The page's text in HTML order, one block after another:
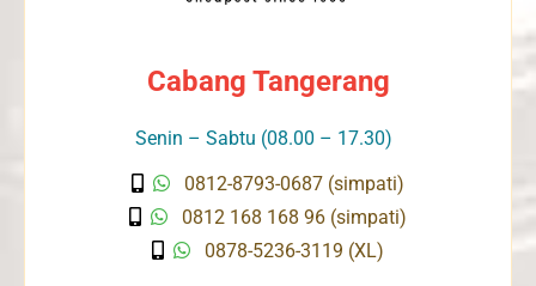
Cabang Tangerang
Senin – Sabtu (08.00 – 17.30)
0812-8793-0687 (simpati)
0812 168 168 96 (simpati)
0878-5236-3119 (XL)